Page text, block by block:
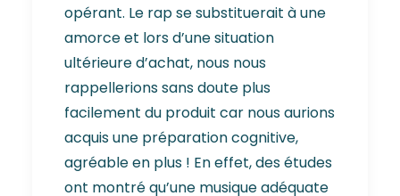
opérant. Le rap se substituerait à une
amorce et lors d’une situation
ultérieure d’achat, nous nous
rappellerions sans doute plus
facilement du produit car nous aurions
acquis une préparation cognitive,
agréable en plus ! En effet, des études
ont montré qu’une musique adéquate